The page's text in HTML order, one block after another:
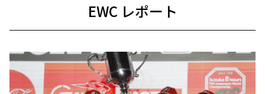
EWC レポート